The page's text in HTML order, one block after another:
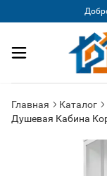
Главная Каталог
Душевая Кабина